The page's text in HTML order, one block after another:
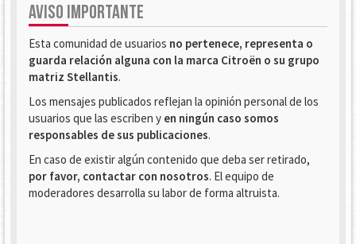
AVISO IMPORTANTE
Esta comunidad de usuarios no pertenece, representa o
guarda relación alguna con la marca Citroën o su grupo
matriz Stellantis.
Los mensajes publicados reflejan la opinión personal de los
usuarios que las escriben y en ningún caso somos
responsables de sus publicaciones.
En caso de existir algún contenido que deba ser retirado,
por favor, contactar con nosotros. El equipo de
moderadores desarrolla su labor de forma altruista.